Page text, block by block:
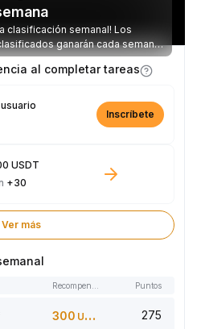
clasificación semanal! Los
ganarán cada semana
USDT disponibles.
al completar tareas
Inscríbete
USDT
+30
Ver más
Puntos
300 USDT 275